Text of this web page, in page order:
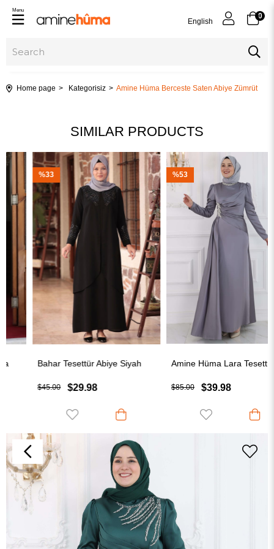
English
0
Menu
Home page Kategorisiz Amine Hüma Berceste Saten Abiye Zümrüt
SIMILAR PRODUCTS
Bahar Tesettür Abiye Siyah
$29.98
Amine Hüma Lara Tesettür Abiye Gri
$39.98
%53